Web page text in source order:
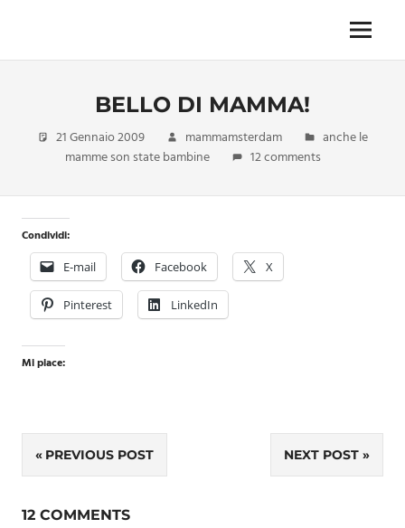
content
imprescindibile,
formato
monodose
nuova
confezione
migliorata
Menu
BELLO DI MAMMA!
21 Gennaio 2009 mammamsterdam
anche le
mamme son state bambine
12 comments
Condividi:
E-mail Facebook X
Pinterest LinkedIn
Mi piace:
Navigazione
articoli
PREVIOUS POST NEXT POST
12 COMMENTS